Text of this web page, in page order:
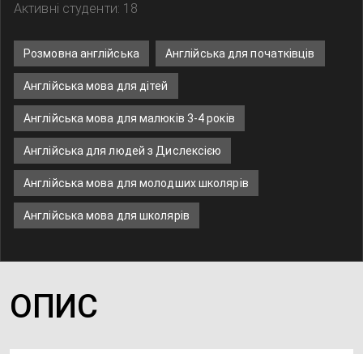
Активні студенти: 18
Розмовна англійська Англійська для початківців
Англійська мова для дітей
Англійська мова для малюків 3-4 років
Англійська для людей з Дислексією
Англійська мова для молодших школярів
Англійська мова для школярів
ОПИС